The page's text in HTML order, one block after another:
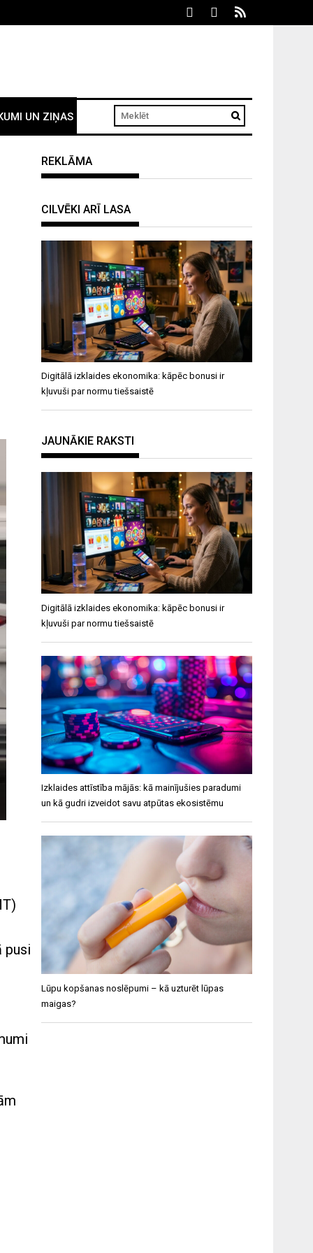
UN ZIŅAS
pusi
REKLĀMA
CILVĒKI ARĪ LASA
Digitālā izklaides ekonomika: kāpēc bonusi ir
kļuvuši par normu tiešsaistē
JAUNĀKIE RAKSTI
Digitālā izklaides ekonomika: kāpēc bonusi ir
kļuvuši par normu tiešsaistē
Izklaides attīstība mājās: kā mainījušies paradumi
un kā gudri izveidot savu atpūtas ekosistēmu
Lūpu kopšanas noslēpumi – kā uzturēt lūpas
maigas?